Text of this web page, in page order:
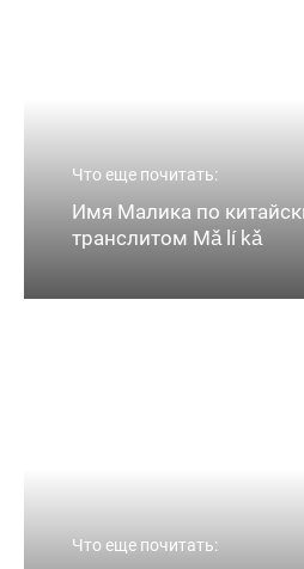
Что еще почитать:
Имя Малика по
транслитом Mǎ lí kǎ
Что еще почитать: